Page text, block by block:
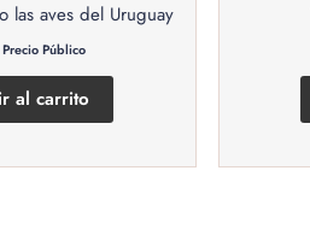
las aves del Uruguay
Precio Público
al carrito